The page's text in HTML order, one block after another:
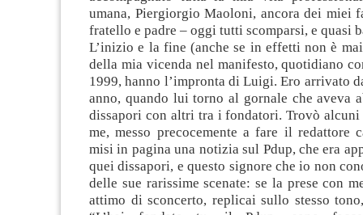
umana, Piergiorgio Maoloni, ancora dei miei
fratello e padre – oggi tutti scomparsi, e quasi
L’inizio e la fine (anche se in effetti non è
della mia vicenda nel manifesto, quotidiano
1999, hanno l’impronta di Luigi. Ero arrivato
anno, quando lui torno al gornale che aveva
dissapori con altri tra i fondatori. Trovò alcuni
me, messo precocemente a fare il redattore
misi in pagina una notizia sul Pdup, che era
quei dissapori, e questo signore che io non
delle sue rarissime scenate: se la prese con
attimo di sconcerto, replicai sullo stesso